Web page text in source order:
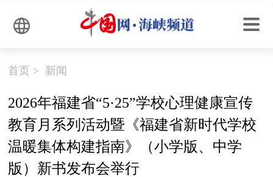
首页 > 新闻
2026年福建省“5·25”学校心理健康宣传
教育月系列活动暨《福建省新时代学校
温暖集体构建指南》（小学版、中学
版）新书发布会举行